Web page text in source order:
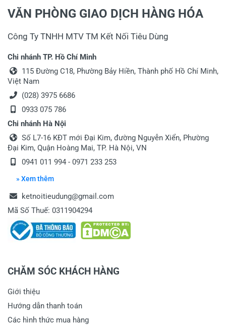
VĂN PHÒNG GIAO DỊCH HÀNG HÓA
Công Ty TNHH MTV TM Kết Nối Tiêu Dùng
Chi nhánh TP. Hồ Chí Minh
115 Đường C18, Phường Bảy Hiền, Thành phố Hồ Chí Minh,
Việt Nam
(028) 3975 6686
0933 075 786
Chi nhánh Hà Nội
Số L7-16 KĐT mới Đại Kim, đường Nguyễn Xiển, Phường
Đại Kim, Quận Hoàng Mai, TP. Hà Nội, VN
0941 011 994 - 0971 233 253
» Xem thêm
ketnoitieudung@gmail.com
Mã Số Thuế: 0311904294
CHĂM SÓC KHÁCH HÀNG
Giới thiệu
Hướng dẫn thanh toán
Các hình thức mua hàng